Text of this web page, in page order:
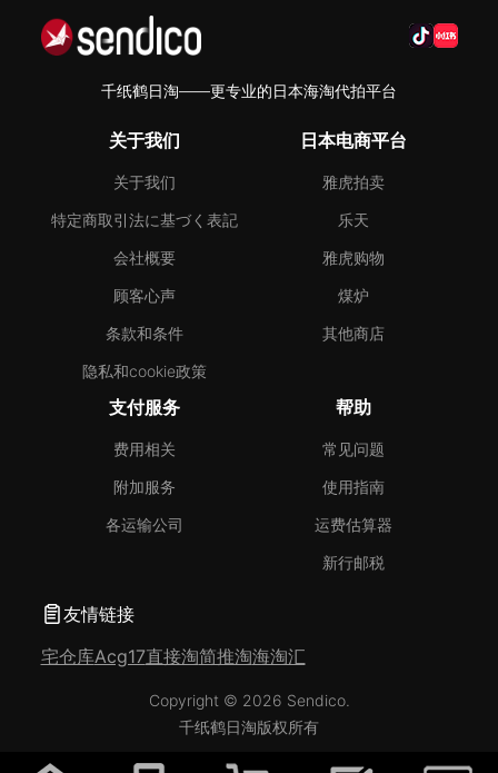
千纸鹤日淘——更专业的日本海淘代拍平台
关于我们
关于我们
特定商取引法に基づく表記
会社概要
顾客心声
条款和条件
隐私和cookie政策
日本电商平台
雅虎拍卖
乐天
雅虎购物
煤炉
其他商店
支付服务
费用相关
附加服务
各运输公司
帮助
常见问题
使用指南
运费估算器
新行邮税
友情链接
宅仓库Acg17直接淘简推淘海淘汇
Copyright © 2026 Sendico.
千纸鹤日淘版权所有